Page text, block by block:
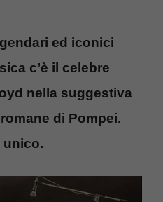
ed iconici
c’è il celebre
nella suggestiva
di Pompei.
unico.